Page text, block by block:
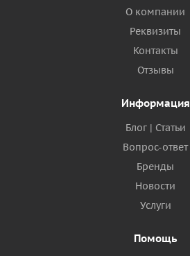
О компании
Реквизиты
Контакты
Отзывы
Информация
Блог | Статьи
Вопрос-ответ
Бренды
Новости
Услуги
Помощь